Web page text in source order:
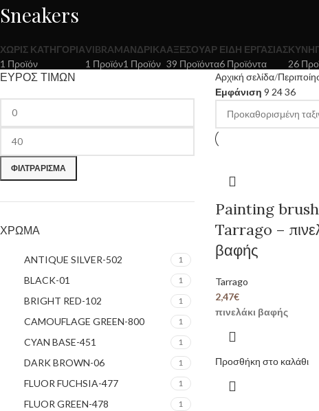
Sneakers
ΧΩΡΊΣ ΚΑΤΗΓΟΡΊΑ
1 Προϊόν
VIBRAM
1 Προϊόν
ΑΝΔΡΙΚΆ
1 Προϊόν
ΑΞΕΣΟΥΆΡ
39 Προϊόντα
ΕΊΔΗ ΕΡΓΑΣΊΑΣ
6 Προϊόντα
26
ΕΥΡΟΣ ΤΙΜΩΝ
ΦΙΛΤΡΆΡΙΣΜΑ
ΧΡΏΜΑ
ANTIQUE SILVER-502 1
BLACK-01 1
BRIGHT RED-102 1
CAMOUFLAGE GREEN-800 1
CYAN BASE-451 1
DARK BROWN-06 1
FLUOR FUCHSIA-477 1
FLUOR GREEN-478 1
Αρχική σελίδα
Εμφάνιση 9 2436
Painting
Tarrago –
βαφής
Tarrago
2,47€
πινελάκι βαφής
Προσθήκη στο καλάθι